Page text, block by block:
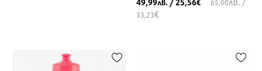
лв. € 65,00
/
33,23€